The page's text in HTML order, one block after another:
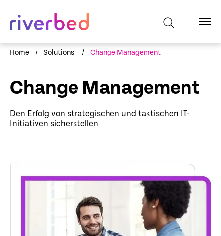
Home / Solutions / Change Management
Change Management
Den Erfolg von strategischen und taktischen IT-
Initiativen sicherstellen